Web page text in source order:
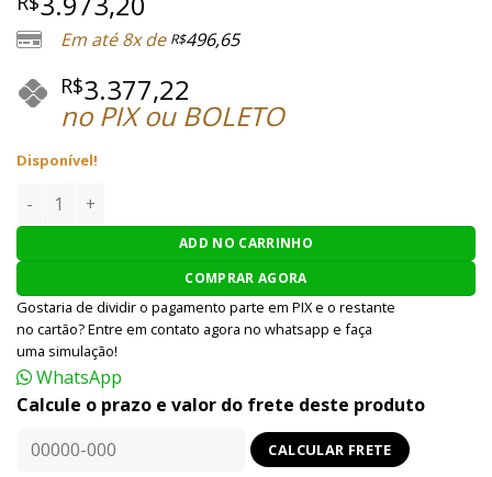
Em até 8x de R$496,65
R$3.377,22
no PIX ou BOLETO
Disponível!
RIFLE SNIPER AIRSOFT KINGARMS M700 GBBR - PRETA
ADD NO CARRINHO
COMPRAR AGORA
Gostaria de dividir o pagamento parte em PIX e o restante
no cartão? Entre em contato agora no whatsapp e faça
uma simulação!
WhatsApp
Calcule o prazo e valor do frete deste produto